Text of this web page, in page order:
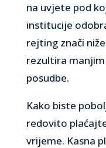
na uvjete pod
institucije
rejting znači
rezultira
posudbe.
Kako biste
redovito
vrijeme. Kasna